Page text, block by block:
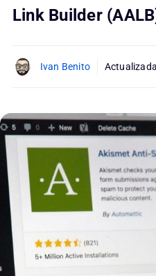
Link Builder
Ivan Benito